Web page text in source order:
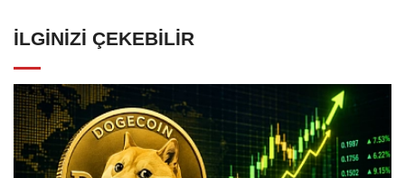
İLGINIZI ÇEKEBILIR